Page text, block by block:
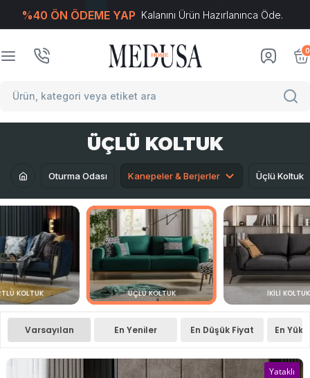
%40 ÖN ÖDEME YAP Kalanını Ürün Hazırlanınca Öde.
0
ÜÇLÜ KOLTUK
Oturma Odası Kanepeler & Berjerler Üçlü Koltuk
KOLTUK ÜÇLÜ KOLTUK İKILI KOLTUK
Varsayılan En Yeniler En Düşük Fiyat En
Yataklı
T-Soft E-Ticaret Sistemleriyle Hazırlanmıştır.